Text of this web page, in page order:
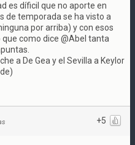
es díficil que no aporte en
de temporada se ha visto a
por arriba) y con esos
como dice @Abel tanta
a De Gea y el Sevilla a Keylor
+5